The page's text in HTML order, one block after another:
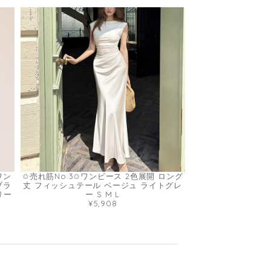
ン
ー
✩売れ筋No.3✩ワンピース 2色展開 ロング
丈 フィッシュテール ベージュ ライトグレ
ー S M L
¥5,908